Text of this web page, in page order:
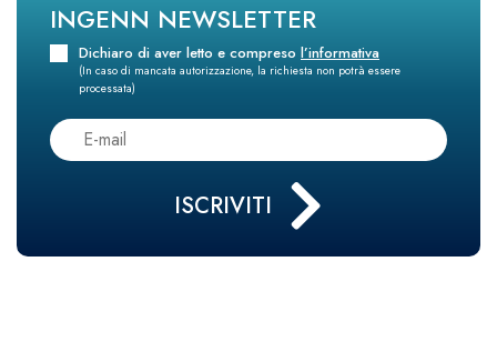
INGENN NEWSLETTER
Dichiaro di aver letto e compreso l’informativa
(In caso di mancata autorizzazione, la richiesta non potrà essere
processata)